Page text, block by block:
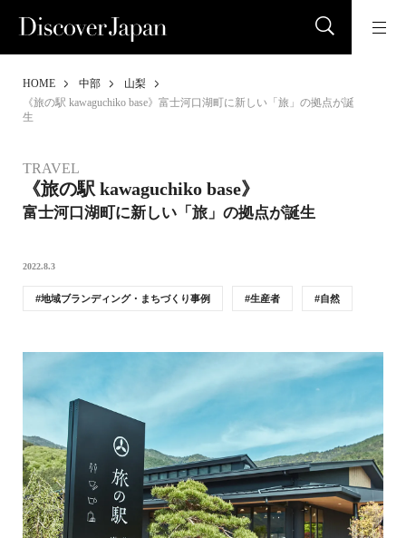
HOME 中部
山梨
《旅の駅 kawaguchiko base》富士河口湖町に新しい「旅」の拠点が誕
生
TRAVEL
《旅の駅 kawaguchiko base》
富士河口湖町に新しい「旅」の拠点が誕生
2022.8.3
地域ブランディング・まちづくり事例 生産者 自然